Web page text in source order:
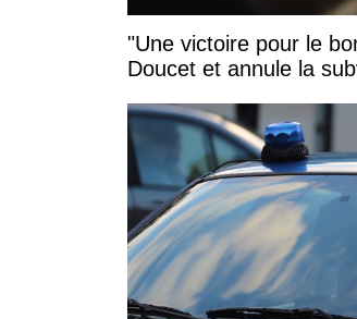
"Une victoire pour le
Doucet et annule la